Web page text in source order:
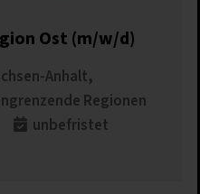
Ost (m/w/d)
Anhalt,
Regionen
unbefristet